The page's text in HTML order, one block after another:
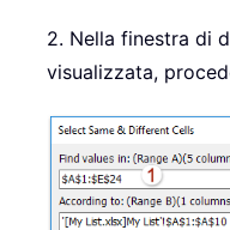
2. Nella finestra di
visualizzata,